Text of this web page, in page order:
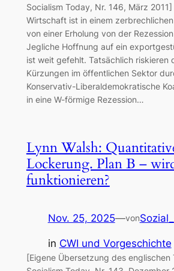
Socialism Today, Nr. 146, März
Wirtschaft ist in einem
von einer Erholung von der
Jegliche Hoffnung auf ein
ist weit gefehlt. Tatsächlich riskieren
Kürzungen im öffentlichen Sektor
Konservativ-Liberaldemokratische
in eine W-förmige Rezession…
Lynn Walsh:
Lockerung. Plan B –
funktionieren?
Nov. 25, 2025—von
in CWI und Vorgeschichte
[Eigene Übersetzung des englischen